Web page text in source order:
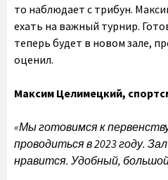
то наблюдает с трибун.
ехать на важный турнир.
теперь будет в новом зале,
оценил.
Максим Целимецкий,
«Мы готовимся к
проводиться в 2023 году.
нравится. Удобный,